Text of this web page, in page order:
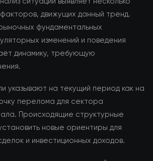
движущих данный тренд.
фундаментальных
изменений и поведения
динамику, требующую
указывают на текущий период как на
перелома для сектора
Происходящие структурные
новые ориентиры для
и инвестиционных доходов.